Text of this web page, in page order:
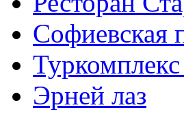
Софиевская
Эрней лаз